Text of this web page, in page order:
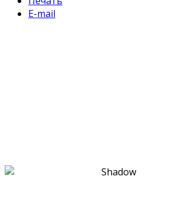
E-mail